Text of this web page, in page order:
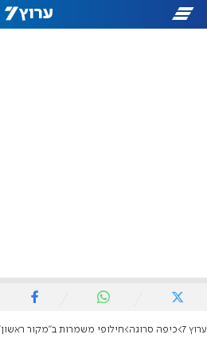
ערוץ 7 כיפה סרוגה חילופי משמרות ב"מקור ראשון": חגי סגל מסיים את